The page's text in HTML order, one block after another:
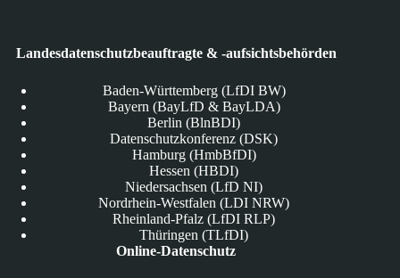
Landesdatenschutzbeauftragte & -aufsichtsbehörden
Baden-Württemberg (LfDI BW)
Bayern (BayLfD & BayLDA)
Berlin (BlnBDI)
Datenschutzkonferenz (DSK)
Hamburg (HmbBfDI)
Hessen (HBDI)
Niedersachsen (LfD NI)
Nordrhein-Westfalen (LDI NRW)
Rheinland-Pfalz (LfDI RLP)
Thüringen (TLfDI)
Online-Datenschutz